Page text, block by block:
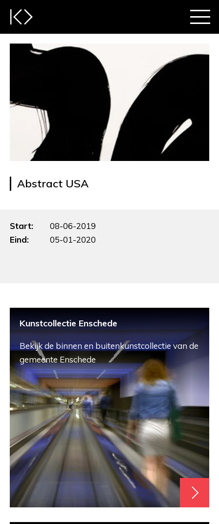
Abstract USA
Start:
08-06-2019
Eind:
05-01-2020
Kunstcollectie Enschede
Bekijk de binnen en buitenkunstcollectie van de
gemeente Enschede